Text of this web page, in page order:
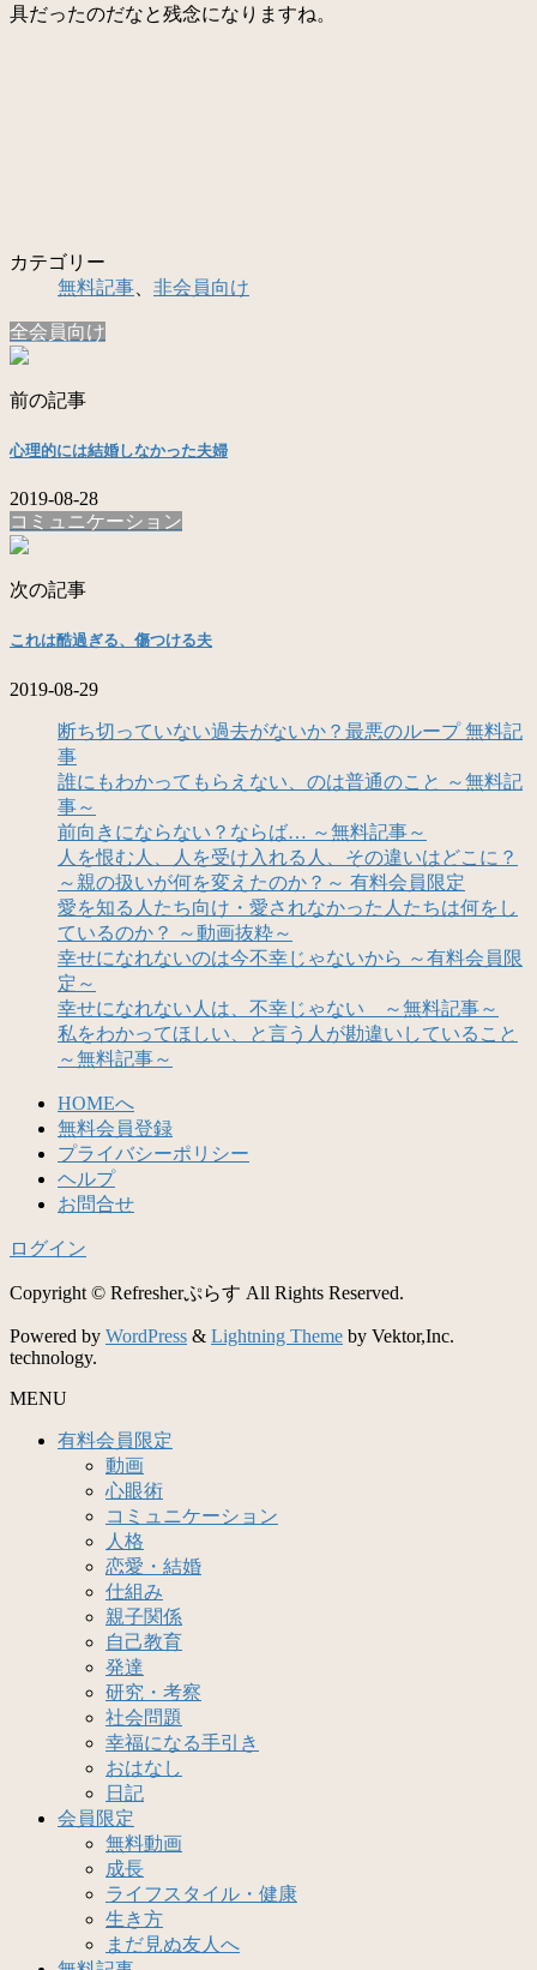
具だったのだなと残念になりますね。
カテゴリー
無料記事
非会員向け
全会員向け
前の記事
心理的には結婚しなかった夫婦
2019-08-28
コミュニケーション
次の記事
これは酷過ぎる、傷つける夫
2019-08-29
断ち切っていない過去がないか？最悪のループ 無料記
事
誰にもわかってもらえない、のは普通のこと ～無料記
事～
前向きにならない？ならば… ～無料記事～
人を恨む人、人を受け入れる人、その違いはどこに？
～親の扱いが何を変えたのか？～ 有料会員限定
愛を知る人たち向け・愛されなかった人たちは何をし
ているのか？ ～動画抜粋～
幸せになれないのは今不幸じゃないから ～有料会員限
定～
幸せになれない人は、不幸じゃない ～無料記事～
私をわかってほしい、と言う人が勘違いしていること
～無料記事～
HOMEへ
無料会員登録
プライバシーポリシー
ヘルプ
お問合せ
ログイン
Copyright © Refresherぷらす All Rights Reserved.
Powered by WordPress & Lightning Theme by Vektor,Inc.
technology.
MENU
有料会員限定
動画
心眼術
コミュニケーション
人格
恋愛・結婚
仕組み
親子関係
自己教育
発達
研究・考察
社会問題
幸福になる手引き
おはなし
日記
会員限定
無料動画
成長
ライフスタイル・健康
生き方
まだ見ぬ友人へ